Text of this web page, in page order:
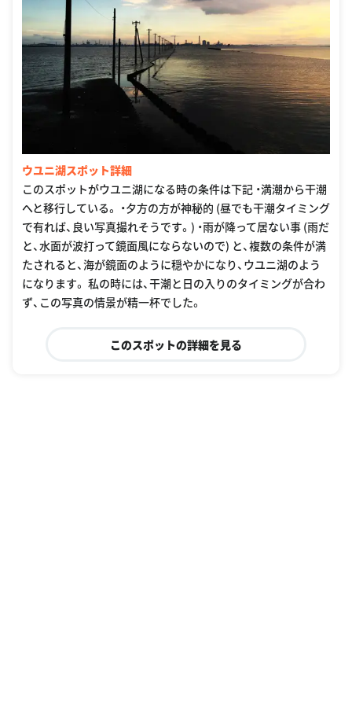
ウユニ湖スポット詳細
このスポットがウユニ湖になる時の条件は下記 ・満潮から干潮
へと移行している。 ・夕方の方が神秘的 (昼でも干潮タイミング
で有れば、良い写真撮れそうです。) ・雨が降って居ない事 (雨だ
と、水面が波打って鏡面風にならないので) と、複数の条件が満
たされると、海が鏡面のように穏やかになり、ウユニ湖のよう
になります。 私の時には、干潮と日の入りのタイミングが合わ
ず、この写真の情景が精一杯でした。
このスポットの詳細を見る